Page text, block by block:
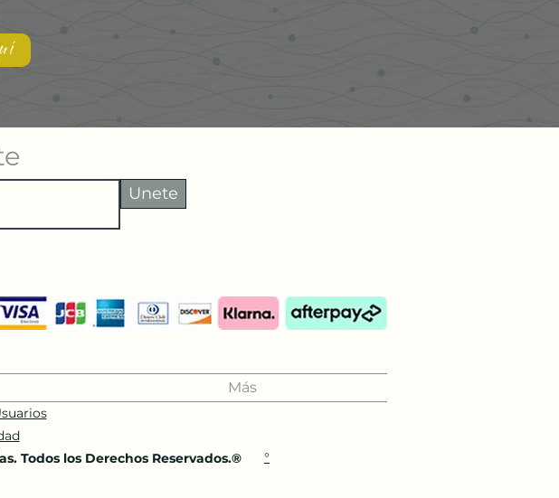
Unete
Más
Todos los Derechos Reservados.®
°